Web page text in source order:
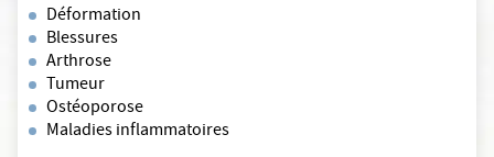
Déformation
Blessures
Arthrose
Tumeur
Ostéoporose
Maladies inflammatoires